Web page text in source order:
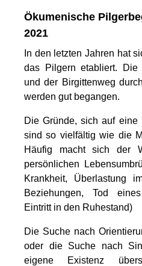
Ökumenische
2021
In den letzten Jahren hat
das Pilgern etabliert.
und der Birgittenweg
werden gut begangen.
Die Gründe, sich auf eine
sind so vielfältig wie die
Häufig macht sich der
persönlichen
Krankheit, Überlastung
Beziehungen, Tod
Eintritt in den Ruhestand)
Die Suche nach
oder die Suche nach
eigene Existenz